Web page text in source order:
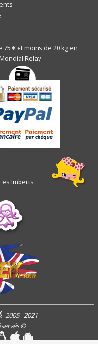
€ et moins de 20 kg en
Relay
Imberts
2005 - 2021
©